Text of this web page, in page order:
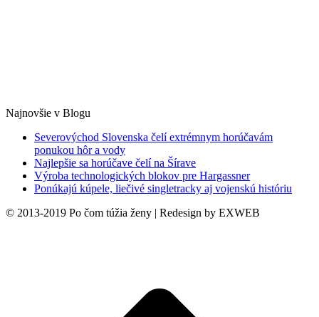
Najnovšie v Blogu
Severovýchod Slovenska čelí extrémnym horúčavám
ponukou hôr a vody
Najlepšie sa horúčave čelí na Šírave
Výroba technologických blokov pre Hargassner
Ponúkajú kúpele, liečivé singletracky aj vojenskú históriu
© 2013-2019 Po čom túžia ženy | Redesign by EXWEB